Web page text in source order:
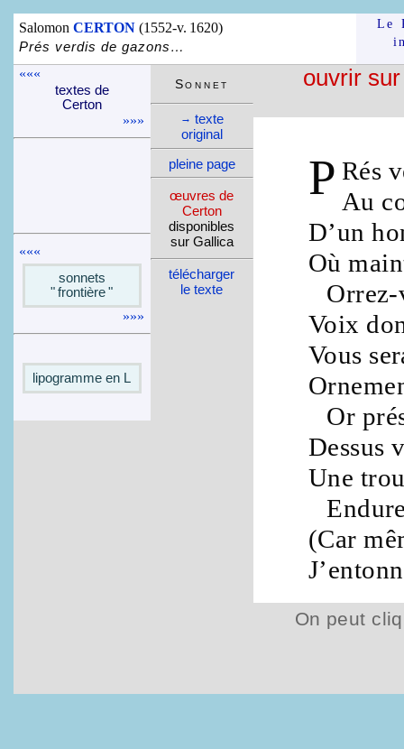
SalomonCERTON (1552-v. 1620)
Prés verdis de gazons…
Le
«««
textes de
Certon
»»»
«««
sonnets
" fron­tière "
»»»
lipo­gramme en L
ouvrir
P Rés
Au
D’un
Où
Voix
Vous
Or
Dessus
Une
(Car
On peut
Son­net
→ texte
ori­ginal
pleine page
œuvres de
Certon
dispo­nibles
sur Gallica
télé­charger
le texte